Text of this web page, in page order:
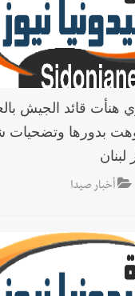
بدورها وتضحيات
أخبار صيدا